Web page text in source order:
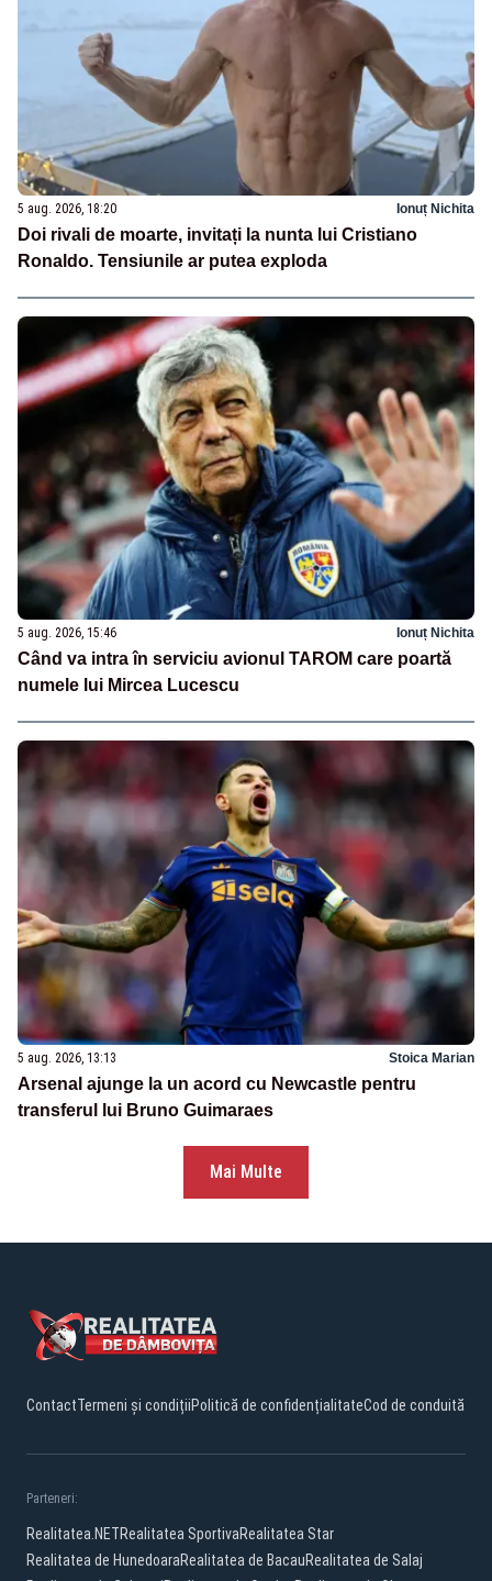
5 aug. 2026, 18:20 Ionuț Nichita
Doi rivali de moarte, invitați la nunta lui Cristiano
Ronaldo. Tensiunile ar putea exploda
5 aug. 2026, 15:46 Ionuț Nichita
Când va intra în serviciu avionul TAROM care poartă
numele lui Mircea Lucescu
5 aug. 2026, 13:13 Stoica Marian
Arsenal ajunge la un acord cu Newcastle pentru
transferul lui Bruno Guimaraes
Mai Multe
ContactTermeni și condițiiPolitică de confidențialitateCod de conduită
Parteneri:
Realitatea.NETRealitatea SportivaRealitatea Star
Realitatea de HunedoaraRealitatea de BacauRealitatea de Salaj